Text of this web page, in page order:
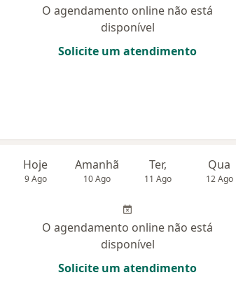
O agendamento online não está
disponível
Solicite um atendimento
Hoje
9 Ago
Amanhã
10 Ago
Ter,
11 Ago
Qua
12 Ago
O agendamento online não está
disponível
Solicite um atendimento